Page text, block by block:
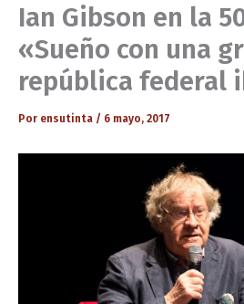
Ian Gibson en la
«Sueño con una
república federal
Por ensutinta / 6 mayo, 2017